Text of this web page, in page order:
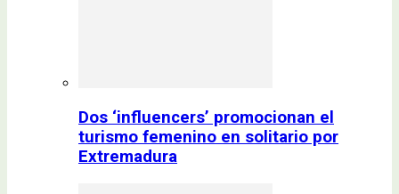
Dos ‘influencers’ promocionan el
turismo femenino en solitario por
Extremadura